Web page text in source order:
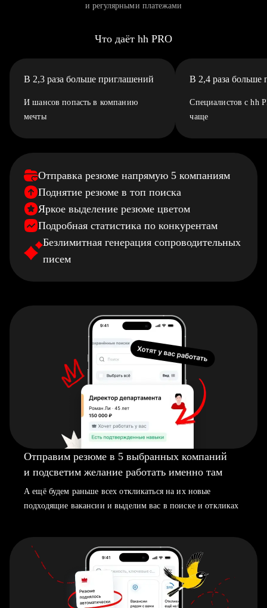
и регулярными платежами
Что даёт hh PRO
В 2,3 раза больше приглашений
И шансов попасть в компанию
мечты
В 2,4 раза больше
Специалистов с hh
чаще
Отправка резюме напрямую 5 компаниям
Поднятие резюме в топ поиска
Яркое выделение резюме цветом
Подробная статистика по конкурентам
Безлимитная генерация сопроводительных
писем
Отправим резюме в 5 выбранных компаний
и подсветим желание работать именно там
А ещё будем раньше всех откликаться на их новые
подходящие вакансии и выделим вас в поиске и откликах